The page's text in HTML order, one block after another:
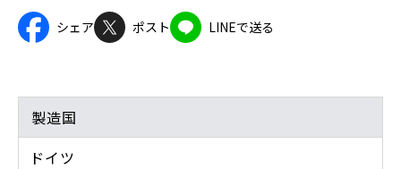
シェア ポスト LINEで送る
製造国
ドイツ